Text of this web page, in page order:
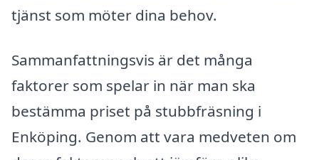
tjänst som möter dina behov.
Sammanfattningsvis är det många
faktorer som spelar in när man ska
bestämma priset på stubbfräsning i
Enköping. Genom att vara medveten om